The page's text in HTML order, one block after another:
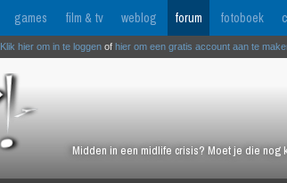
games film & tv weblog forum fotoboek
Midden in een midlife crisis? Moet je die
Klik hier om in te loggen of hier om een gratis account aan te